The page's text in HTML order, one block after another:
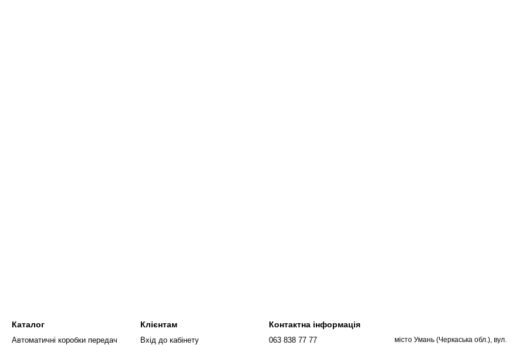
Каталог
Автоматичні коробки передач
Клієнтам
Вхід до кабінету
Контактна інформація
063 838 77 77
місто Умань (Черкаська обл.), вул.